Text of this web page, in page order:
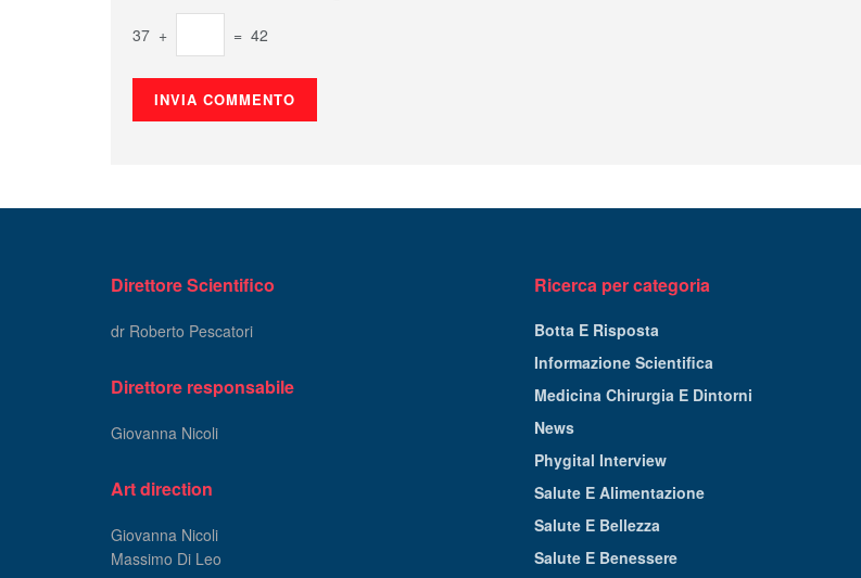
37 + = 42
Direttore Scientifico
dr Roberto Pescatori
Direttore responsabile
Giovanna Nicoli
Art direction
Giovanna Nicoli
Massimo Di Leo
Ricerca per categoria
Botta E Risposta
Informazione Scientifica
Medicina Chirurgia E Dintorni
News
Phygital Interview
Salute E Alimentazione
Salute E Bellezza
Salute E Benessere